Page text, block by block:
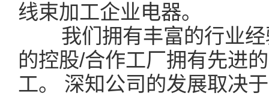
线束加工企业电器。
我们拥有丰富的行业经
的控股/合作工厂拥有先进
工。 深知公司的发展取决